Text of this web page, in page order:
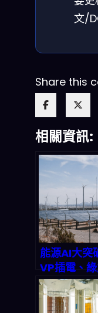
文/
Share this
相關資訊:
能源AI大突
VP插電、
浪費，卻藏
元失能陷阱